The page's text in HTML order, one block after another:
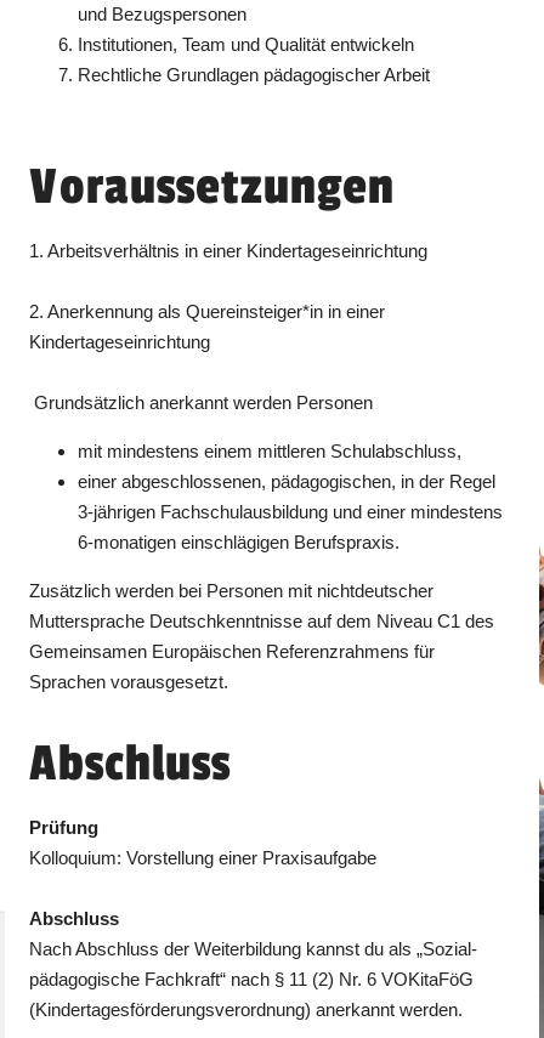
und Bezugspersonen
Institutionen, Team und Qualität entwickeln
Rechtliche Grundlagen pädagogischer Arbeit
Voraussetzungen
1. Arbeitsverhältnis in einer Kindertageseinrichtung
2. Anerkennung als Quereinsteiger*in in einer
Kindertageseinrichtung
Grundsätzlich anerkannt werden Personen
mit mindestens einem mittleren Schulabschluss,
einer abgeschlossenen, pädagogischen, in der Regel
3-jährigen Fachschulausbildung und einer mindestens
6-monatigen einschlägigen Berufspraxis.
Zusätzlich werden bei Personen mit nichtdeutscher
Muttersprache Deutschkenntnisse auf dem Niveau C1 des
Gemeinsamen Europäischen Referenzrahmens für
Sprachen vorausgesetzt.
Abschluss
Prüfung
Kolloquium: Vorstellung einer Praxisaufgabe
Abschluss
Nach Abschluss der Weiterbildung kannst du als „Sozial­
pädagogische Fachkraft“ nach § 11 (2) Nr. 6 VOKitaFöG
(Kindertagesförderungsverordnung) anerkannt werden.